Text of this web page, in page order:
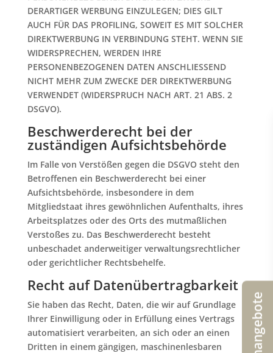
DERARTIGER WERBUNG EINZULEGEN; DIES GILT
AUCH FÜR DAS PROFILING, SOWEIT ES MIT SOLCHER
DIREKTWERBUNG IN VERBINDUNG STEHT. WENN SIE
WIDERSPRECHEN, WERDEN IHRE
PERSONENBEZOGENEN DATEN ANSCHLIESSEND
NICHT MEHR ZUM ZWECKE DER DIREKTWERBUNG
VERWENDET (WIDERSPRUCH NACH ART. 21 ABS. 2
DSGVO).
Beschwerde­recht bei der
zuständigen Aufsichts­behörde
Im Falle von Verstößen gegen die DSGVO steht den
Betroffenen ein Beschwerderecht bei einer
Aufsichtsbehörde, insbesondere in dem
Mitgliedstaat ihres gewöhnlichen Aufenthalts, ihres
Arbeitsplatzes oder des Orts des mutmaßlichen
Verstoßes zu. Das Beschwerderecht besteht
unbeschadet anderweitiger verwaltungsrechtlicher
oder gerichtlicher Rechtsbehelfe.
Recht auf Daten­übertrag­barkeit
Sie haben das Recht, Daten, die wir auf Grundlage
Ihrer Einwilligung oder in Erfüllung eines Vertrags
automatisiert verarbeiten, an sich oder an einen
Dritten in einem gängigen, maschinenlesbaren